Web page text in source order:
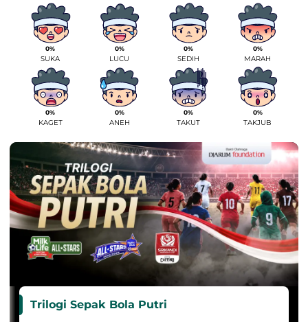
0%
SUKA
0%
LUCU
0%
SEDIH
0%
MARAH
0%
KAGET
0%
ANEH
0%
TAKUT
0%
TAKJUB
Trilogi Sepak Bola Putri